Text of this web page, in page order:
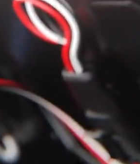
do spersonalizowania treści i reklam, aby
jak korzystasz z naszej witryny,
te informacje z innymi danymi otrzymanymi od